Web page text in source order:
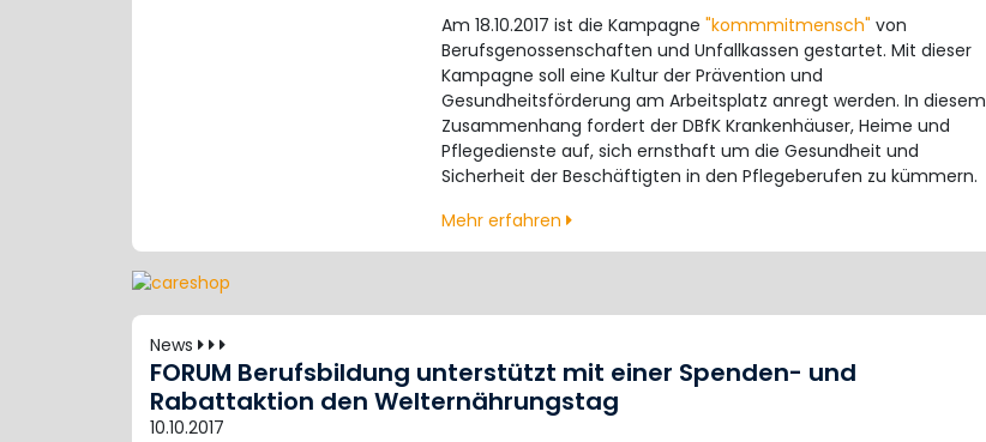
Am 18.10.2017 ist die Kampagne"kommmitmensch" von
Berufsgenossenschaften und Unfallkassen gestartet. Mit dieser
Kampagne soll eine Kultur der Prävention und
Gesundheitsförderung am Arbeitsplatz anregt werden. In diesem
Zusammenhang fordert der DBfK Krankenhäuser, Heime und
Pflegedienste auf, sich ernsthaft um die Gesundheit und
Sicherheit der Beschäftigten in den Pflegeberufen zu kümmern.
Mehr erfahren
News
FORUM Berufsbildung unterstützt mit einer Spenden- und
Rabattaktion den Welternährungstag
10.10.2017